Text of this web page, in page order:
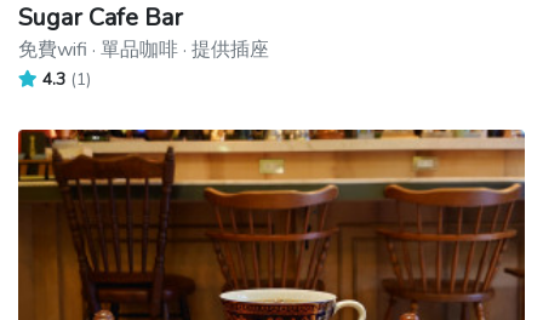
Sugar Cafe Bar
免費wifi · 單品咖啡 · 提供插座
4.3 (1)